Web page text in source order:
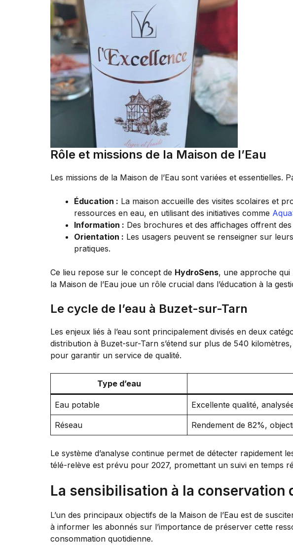
Rôle et missions de la Maison de l’Eau
Les missions de la Maison de l’Eau sont variées et essentielles.
Éducation : La maison accueille des visites scolaires et
ressources en eau, en utilisant des initiatives comme
Information : Des brochures et des affichages offrent
Orientation : Les usagers peuvent se renseigner sur
pratiques.
Ce lieu repose sur le concept de HydroSens, une approche qui
la Maison de l’Eau joue un rôle crucial dans l’éducation à la
Le cycle de l’eau à Buzet-sur-Tarn
Les enjeux liés à l’eau sont principalement divisés en deux
distribution à Buzet-sur-Tarn s’étend sur plus de 540
pour garantir un service de qualité.
Type d’eau
Eau potable Excellente qualité,
Réseau Rendement de 82%,
Le système d’analyse continue permet de détecter rapidement
télé-relève est prévu pour 2027, promettant un suivi en temps
La sensibilisation à la conservation
L’un des principaux objectifs de la Maison de l’Eau est de
à informer les abonnés sur l’importance de préserver cette
consommation quotidienne.